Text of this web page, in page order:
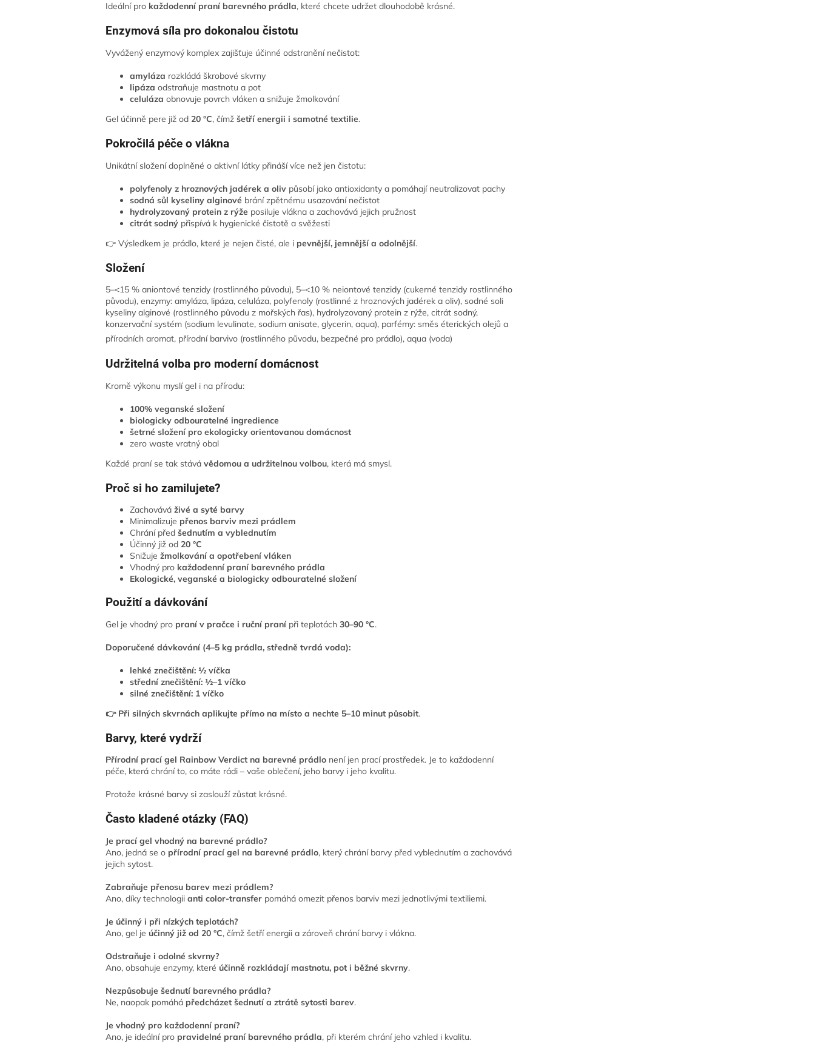
Ideální pro každodenní praní barevného prádla, které chcete udržet dlouhodobě krásné.
Enzymová síla pro dokonalou čistotu
Vyvážený enzymový komplex zajišťuje účinné odstranění nečistot:
amyláza rozkládá škrobové skvrny
lipázaodstraňuje mastnotu a pot
celulázaobnovuje povrch vláken a snižuje žmolkování
Gel účinně pere již od20 °C, čímžšetří energii i samotné textilie.
Pokročilá péče o vlákna
Unikátní složení doplněné o aktivní látky přináší více než jen čistotu:
polyfenoly z hroznových jadérek a oliv působí jako antioxidanty a pomáhají neutralizovat pachy
sodná sůl kyseliny alginové brání zpětnému usazování nečistot
hydrolyzovaný protein z rýže posiluje vlákna a zachovává jejich pružnost
citrát sodný přispívá k hygienické čistotě a svěžesti
👉 Výsledkem je prádlo, které je nejen čisté, ale i pevnější, jemnější a odolnější.
Složení
5–<15 % aniontové tenzidy (rostlinného původu), 5–<10 % neiontové tenzidy (cukerné tenzidy rostlinného
původu), enzymy: amyláza, lipáza, celuláza, polyfenoly (rostlinné z hroznových jadérek a oliv), sodné soli
kyseliny alginové (rostlinného původu z mořských řas), hydrolyzovaný protein z rýže, citrát sodný,
konzervační systém (sodium levulinate, sodium anisate, glycerin, aqua), parfémy: směs éterických olejů a
přírodních aromat, přírodní barvivo (rostlinného původu, bezpečné pro prádlo), aqua (voda)
Udržitelná volba pro moderní domácnost
Kromě výkonu myslí gel i na přírodu:
100% veganské složení
biologicky odbouratelné ingredience
šetrné složení pro ekologicky orientovanou domácnost
zero waste vratný obal
Každé praní se tak stávávědomou a udržitelnou volbou, která má smysl.
Proč si ho zamilujete?
Zachováváživé a syté barvy
Minimalizuje přenos barviv mezi prádlem
Chrání předšednutím a vyblednutím
Účinný již od20 °C
Snižuježmolkování a opotřebení vláken
Vhodný pro každodenní praní barevného prádla
Ekologické, veganské a biologicky odbouratelné složení
Použití a dávkování
Gel je vhodný pro praní v pračce i ruční praní při teplotách30–90 °C.
Doporučené dávkování (4–5 kg prádla, středně tvrdá voda):
lehké znečištění: ½ víčka
střední znečištění: ½–1 víčko
silné znečištění: 1 víčko
👉 Při silných skvrnách aplikujte přímo na místo a nechte 5–10 minut působit.
Barvy, které vydrží
Přírodní prací gel Rainbow Verdict na barevné prádlo není jen prací prostředek. Je to každodenní
péče, která chrání to, co máte rádi – vaše oblečení, jeho barvy i jeho kvalitu.
Protože krásné barvy si zaslouží zůstat krásné.
Často kladené otázky (FAQ)
Je prací gel vhodný na barevné prádlo?
Ano, jedná se o přírodní prací gel na barevné prádlo, který chrání barvy před vyblednutím a zachovává
jejich sytost.
Zabraňuje přenosu barev mezi prádlem?
Ano, díky technologiianti color-transfer pomáhá omezit přenos barviv mezi jednotlivými textiliemi.
Je účinný i při nízkých teplotách?
Ano, gel je účinný již od 20 °C, čímž šetří energii a zároveň chrání barvy i vlákna.
Odstraňuje i odolné skvrny?
Ano, obsahuje enzymy, které účinně rozkládají mastnotu, pot i běžné skvrny.
Nezpůsobuje šednutí barevného prádla?
Ne, naopak pomáhá předcházet šednutí a ztrátě sytosti barev.
Je vhodný pro každodenní praní?
Ano, je ideální pro pravidelné praní barevného prádla, při kterém chrání jeho vzhled i kvalitu.